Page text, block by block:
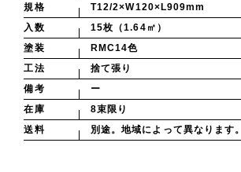
規格
T12/2×W120×L909mm
入数
15枚（1.64㎡）
塗装
RMC14色
工法
捨て張り
備考
ー
在庫
8束限り
送料
別途。地域によって異なります。